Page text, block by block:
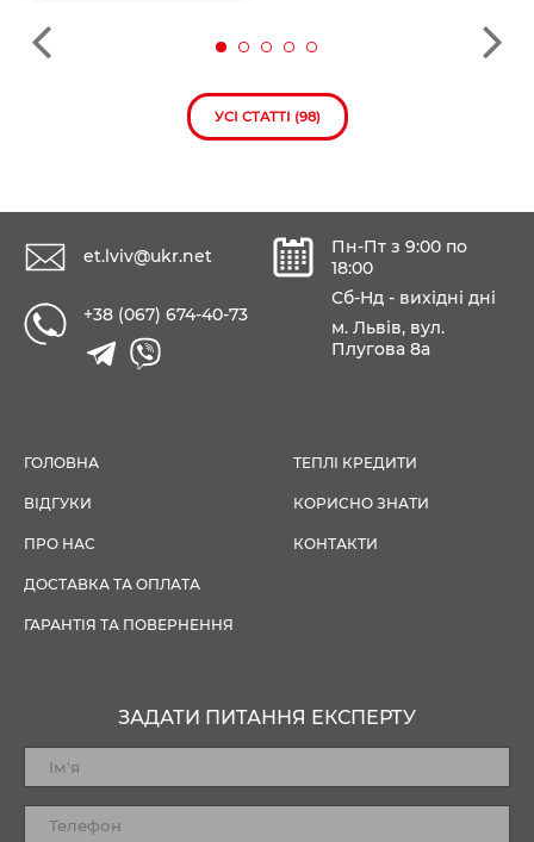
УСІ СТАТТІ (98)
et.lviv@ukr.net
+38 (067) 674-40-73
Пн-Пт з 9:00 по
18:00
Сб-Нд - вихідні дні
м. Львів, вул.
Плугова 8а
ГОЛОВНА
ВІДГУКИ
ПРО НАС
ДОСТАВКА ТА ОПЛАТА
ГАРАНТІЯ ТА ПОВЕРНЕННЯ
ТЕПЛІ КРЕДИТИ
КОРИСНО ЗНАТИ
КОНТАКТИ
ЗАДАТИ ПИТАННЯ ЕКСПЕРТУ